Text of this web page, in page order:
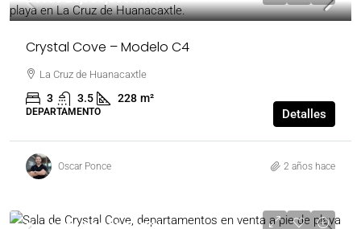
Crystal Cove – Modelo C4
La Cruz de Huanacaxtle
3 3.5 228 m²
DEPARTAMENTO Detalles
Oscar Ponce 2 años hace